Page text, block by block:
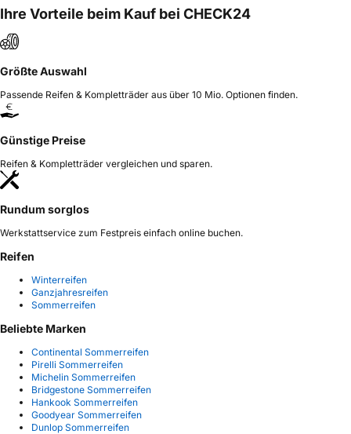
Ihre Vorteile beim Kauf bei CHECK24
Größte Auswahl
Passende Reifen & Kompletträder aus über 10 Mio. Optionen finden.
Günstige Preise
Reifen & Kompletträder vergleichen und sparen.
Rundum sorglos
Werkstattservice zum Festpreis einfach online buchen.
Reifen
Winterreifen
Ganzjahresreifen
Sommerreifen
Beliebte Marken
Continental Sommerreifen
Pirelli Sommerreifen
Michelin Sommerreifen
Bridgestone Sommerreifen
Hankook Sommerreifen
Goodyear Sommerreifen
Dunlop Sommerreifen